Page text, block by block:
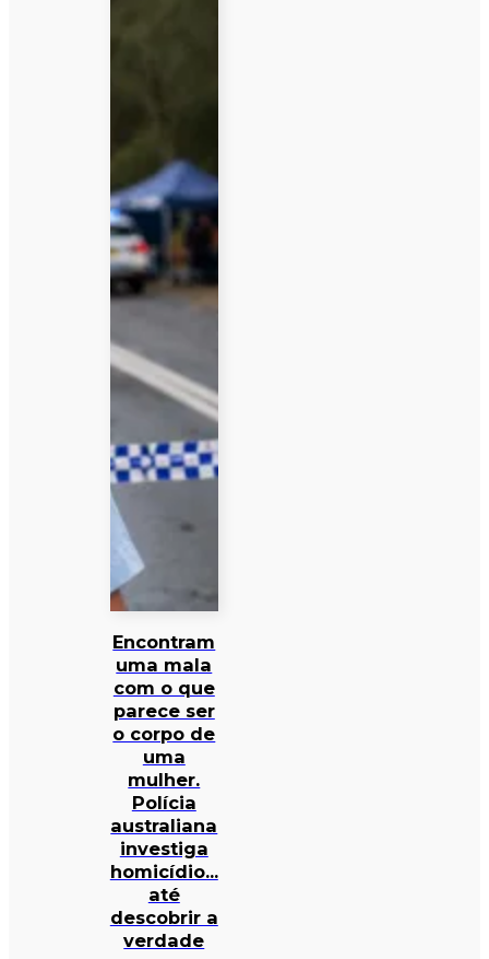
Encontram
uma mala
com o que
parece ser
o corpo de
uma
mulher.
Polícia
australiana
investiga
homicídio…
até
descobrir a
verdade